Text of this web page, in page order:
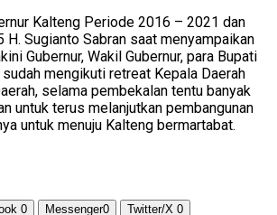
Kalteng Periode 2016 – 2021 dan
Sugianto Sabran saat menyampaikan
Gubernur, Wakil Gubernur, para Bupati
mengikuti retreat Kepala Daerah
selama pembekalan tentu banyak
untuk terus melanjutkan pembangunan
untuk menuju Kalteng bermartabat.
0 Messenger0 Twitter/X 0